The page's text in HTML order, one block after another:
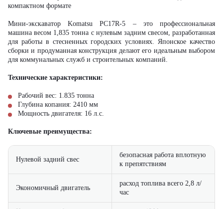
компактном формате
Мини-экскаватор Komatsu PC17R-5 – это профессиональная
машина весом 1,835 тонна с нулевым задним свесом, разработанная
для работы в стесненных городских условиях. Японское качество
сборки и продуманная конструкция делают его идеальным выбором
для коммунальных служб и строительных компаний.
Технические характеристики:
Рабочий вес: 1.835 тонна
Глубина копания: 2410 мм
Мощность двигателя: 16 л.с.
Ключевые преимущества:
Нулевой задний свес
безопасная работа вплотную
к препятствиям
Экономичный двигатель
расход топлива всего 2,8 л/
час